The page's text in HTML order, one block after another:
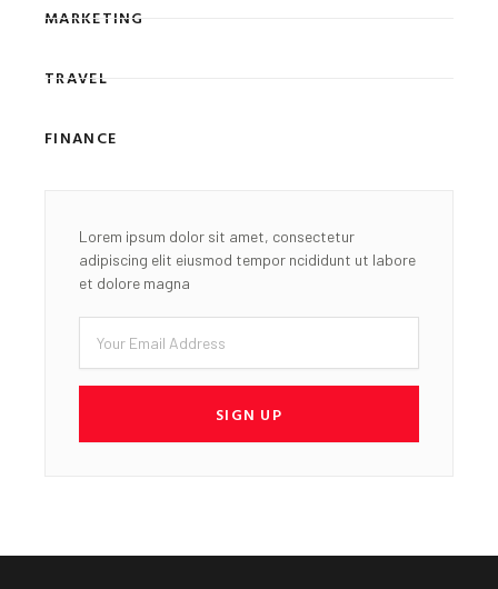
MARKETING
TRAVEL
FINANCE
Lorem ipsum dolor sit amet, consectetur
adipiscing elit eiusmod tempor ncididunt ut labore
et dolore magna
Email
SIGN UP